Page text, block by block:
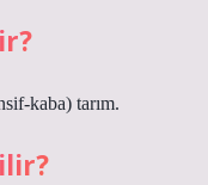
kaba) tarım.